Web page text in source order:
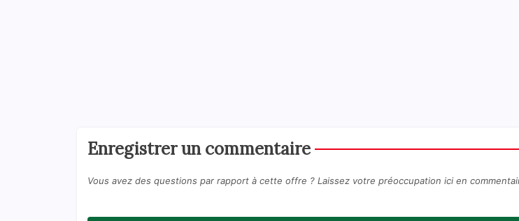
Enregistrer un commentaire
Vous avez des questions par rapport à cette offre ? Laissez votre préoccupation ici en